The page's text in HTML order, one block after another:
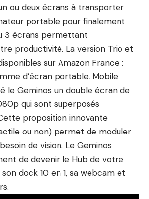
ou deux écrans à transporter
portable pour finalement
3 écrans permettant
productivité. La version Trio et
sur Amazon France :
d’écran portable, Mobile
le Geminos un double écran de
qui sont superposés
proposition innovante
ou non) permet de moduler
de vision. Le Geminos
de devenir le Hub de votre
dock 10 en 1, sa webcam et